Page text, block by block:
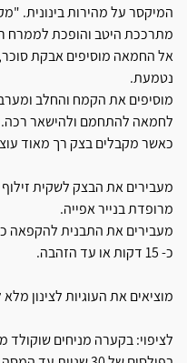
המיקסר על מהירות בינונית.
מתרככת היטב והופכת לממרח
אל החמאה מוסיפים אבקת
נטמעת.
לחמאה להתחמם ולהישאר רכה.
כאשר מקבלים בצק רך מאוד
מעבירים את הבצק לשקית
מרופדת בנייר אפייה.
כ- 15 דקות או עד הזהבה.
מוציאים את העוגיות לצינון
לציפוי: בקערה מניחים שוקולד